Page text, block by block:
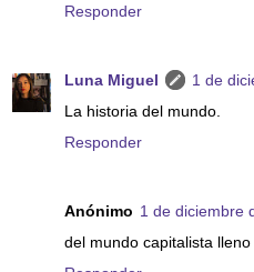
Responder
Luna Miguel
1 de
La historia del mundo.
Responder
Anónimo 1 de diciembre
del mundo capitalista